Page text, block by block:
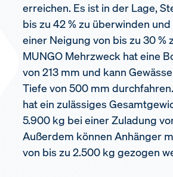
erreichen. Es ist in der Lage,
bis zu 42 % zu überwinden
einer Neigung von bis zu 30 %
MUNGO Mehrzweck hat eine
von 213 mm und kann
Tiefe von 500 mm
hat ein zulässiges
5.900 kg bei einer Zuladung
Außerdem können Anhänger
von bis zu 2.500 kg gezogen